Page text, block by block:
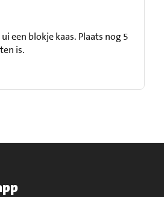
een blokje kaas. Plaats nog 5
is.